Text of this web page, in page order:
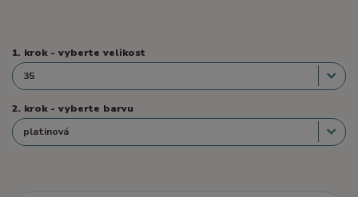
1. krok - vyberte velikost
2. krok - vyberte barvu